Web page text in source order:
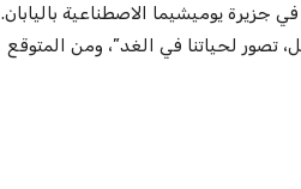
2025 الذي سيقام في الفترة الممتدة من 13 أفريل إلى 13 أكتوبر 2025 في جزيرة يوميشيما الاصطناعية باليابان.
لحياتنا في الغد”، ومن المتوقع